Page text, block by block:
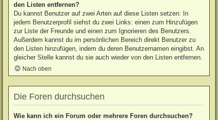
den Listen entfernen?
Du kannst Benutzer auf zwei Arten auf diese Listen setzen: In
jedem Benutzerprofil siehst du zwei Links: einen zum Hinzufügen
zur Liste der Freunde und einen zum Ignorieren des Benutzers.
Außerdem kannst du im persönlichen Bereich direkt Benutzer zu
den Listen hinzufügen, indem du deren Benutzernamen eingibst. An
gleicher Stelle kannst du sie auch wieder von den Listen entfernen.
Nach oben
Die Foren durchsuchen
Wie kann ich ein Forum oder mehrere Foren durchsuchen?